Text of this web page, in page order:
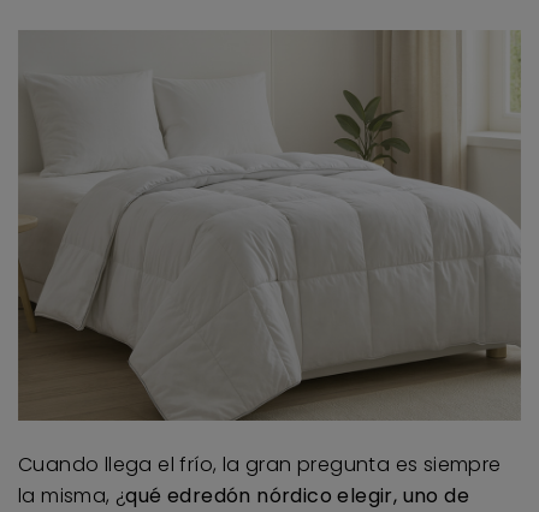
Cuando llega el frío, la gran pregunta es siempre
la misma, ¿qué edredón nórdico elegir, uno de